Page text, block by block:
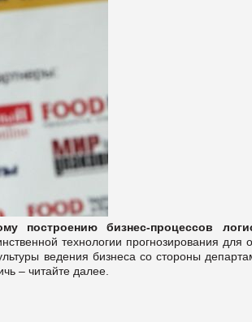
построению бизнес-процессов
технологии прогнозирования для
ведения бизнеса со стороны
– читайте далее.